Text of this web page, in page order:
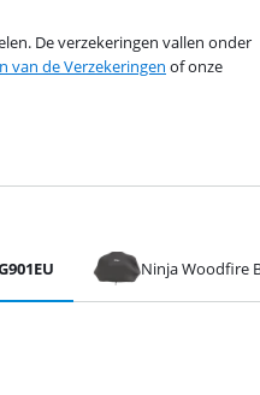
De verzekeringen vallen onder
van de Verzekeringen of onze
Ninja Woodfire